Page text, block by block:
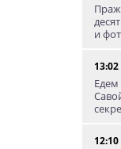
и
13:02
12:10